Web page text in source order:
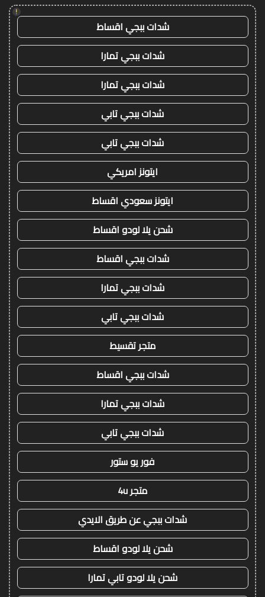
!
شدات ببجي اقساط
شدات ببجي تمارا
شدات ببجي تمارا
شدات ببجي تابي
شدات ببجي تابي
ايتونز امريكي
ايتونز سعودي اقساط
شحن يلا لودو اقساط
شدات ببجي اقساط
شدات ببجي تمارا
شدات ببجي تابي
متجر تقسيط
شدات ببجي اقساط
شدات ببجي تمارا
شدات ببجي تابي
فور يو ستور
متجر 4u
شدات ببجي عن طريق الايدي
شحن يلا لودو اقساط
شحن يلا لودو تابي تمارا